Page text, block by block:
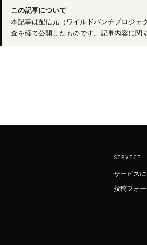
この記事について
本記事は配信元（ワイルドバンチプロジェ
査を経て公開したものです。記事内容に関
SERVICE
サービス
投稿フォー